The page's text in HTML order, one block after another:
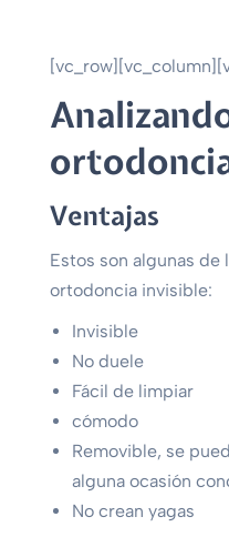
Ventajas
Estos son algunas de
ortodoncia invisible:
Invisible
No duele
Fácil de limpiar
cómodo
Removible, se
alguna ocasión
No crean yagas